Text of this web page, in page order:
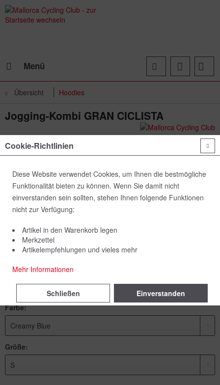
Menü
Übersicht Hoodies
Jogging-Kombi GRAN CICLISTA
109,00 € *
Farbe:
Größe:
Cookie-Richtlinien
Diese Website verwendet Cookies, um Ihnen die bestmögliche
Funktionalität bieten zu können. Wenn Sie damit nicht
einverstanden sein sollten, stehen Ihnen folgende Funktionen
nicht zur Verfügung:
Artikel in den Warenkorb legen
Merkzettel
Artikelempfehlungen und vieles mehr
Mehr Informationen
Einverstanden
Schließen